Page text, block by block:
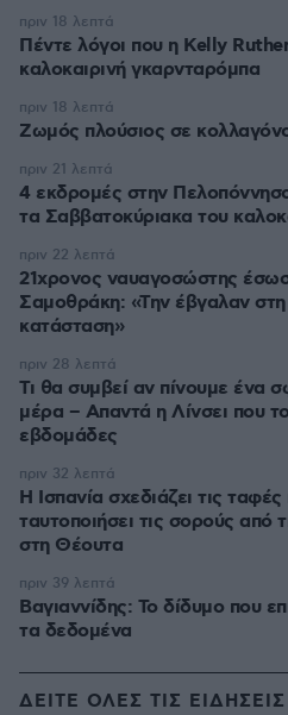
Πέντε λόγοι που η Kelly
καλοκαιρινή γκαρνταρόμπα
πριν 18 λεπτά
Ζωμός πλούσιος σε
πριν 18 λεπτά
4 εκδρομές στην
τα Σαββατοκύριακα του
πριν 21 λεπτά
21χρονος ναυαγοσώστης
Σαμοθράκη: «Την έβγαλαν στη
κατάσταση»
πριν 22 λεπτά
Τι θα συμβεί αν πίνουμε ένα
μέρα – Απαντά η Λίνσει που
εβδομάδες
πριν 28 λεπτά
Η Ισπανία σχεδιάζει τις
ταυτοποιήσει τις σορούς από
στη Θέουτα
πριν 32 λεπτά
Βαγιαννίδης: Το δίδυμο που
τα δεδομένα
πριν 39 λεπτά
ΔΕΙΤΕ ΟΛΕΣ ΤΙΣ ΕΙΔΗΣΕΙΣ